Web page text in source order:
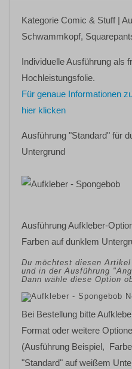
Kategorie Comic & Stuff |
Schwammkopf,
Individuelle Ausführung als
Hochleistungsfolie.
Für genaue Informationen
hier klicken
Ausführung "Standard" für
Untergrund
Ausführung Aufkleber-
Farben auf dunklem
Du möchtest diesen
und in der Ausführung
Dann wähle diese Option
Bei Bestellung bitte
Format oder weitere
(Ausführung Beispiel,
"Standard" auf weißem